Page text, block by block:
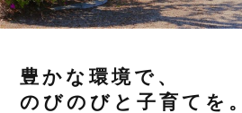
豊かな環境で、
のびのびと子育てを。